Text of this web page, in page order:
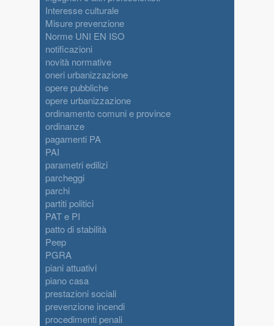
Interesse culturale
Misure prevenzione
Norme UNI EN ISO
notificazioni
novità normative
oneri urbanizzazione
opere pubbliche
opere urbanizzazione
ordinamento comuni e province
ordinanze
pagamenti PA
PAI
parametri edilizi
parcheggi
parchi
partiti politici
PAT e PI
patto di stabilità
Peep
PGRA
piani attuativi
piano casa
prestazioni sociali
prevenzione incendi
procedimenti penali